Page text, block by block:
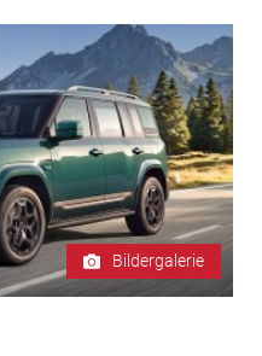
Bildergalerie